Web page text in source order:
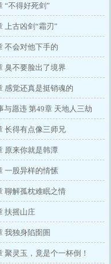
“不得好死剑”
上古凶剑“霜刃”
不会对他下手的
臭不要脸出了境界
感觉还真是挺销魂的
与愿违 第49章 天地人三劫
长得有点像三师兄
原来你就是韩潭
一股异样的情愫
聊解孤枕难眠之情
扶摇山庄
我独身陷囹圄
聚灵玉，竟是个一杯倒！